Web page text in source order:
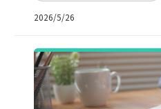
2026/5/26